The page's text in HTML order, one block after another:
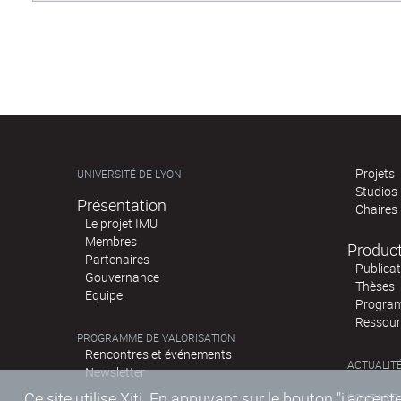
UNIVERSITÉ DE LYON
Présentation
Le projet IMU
Membres
Partenaires
Gouvernance
Equipe
PROGRAMME DE VALORISATION
Rencontres et événements
Newsletter
Projets
Studios
Chaires
Thèses
CONTACT